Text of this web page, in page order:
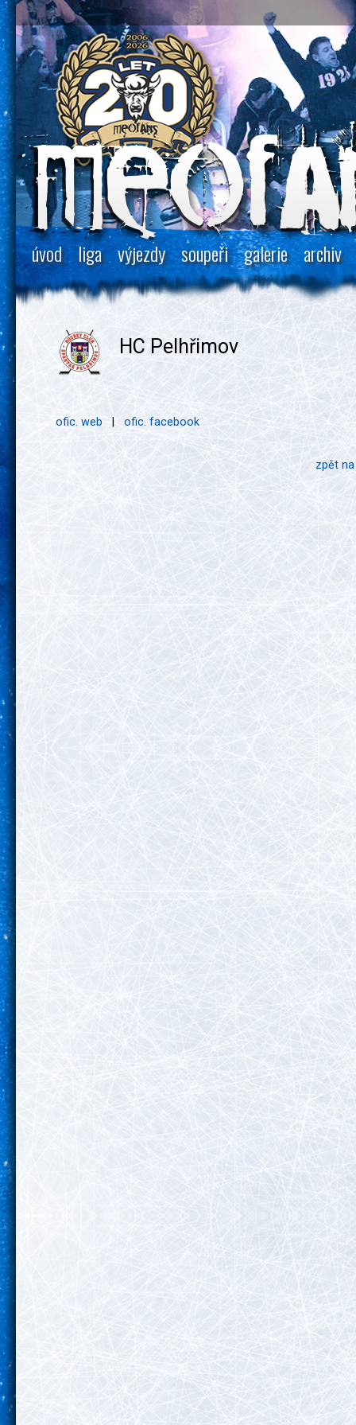
úvod liga výjezdy soupeři galerie archiv
HC Pelhřimov
ofic. web | ofic. facebook
zpět